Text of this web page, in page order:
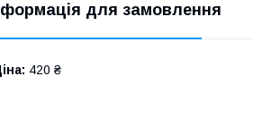
для замовлення
420 ₴